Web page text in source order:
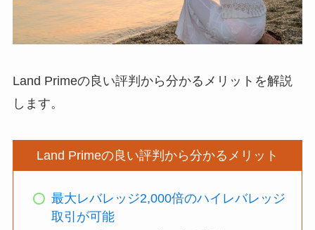
Land Primeの良い評判から分かるメリットを解説
します。
Land Primeの良い評判から分かるメリット
最大レバレッジ2,000倍のハイレバレッジ
取引が可能